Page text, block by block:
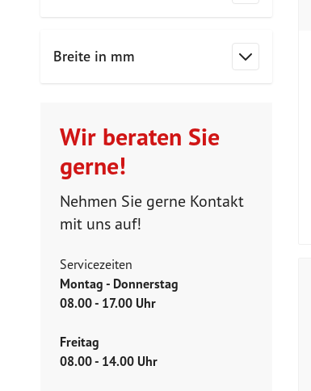
Breite in mm
Wir beraten Sie
gerne!
Nehmen Sie gerne Kontakt
mit uns auf!
Servicezeiten
Montag - Donnerstag
08.00 - 17.00 Uhr
Freitag
08.00 - 14.00 Uhr